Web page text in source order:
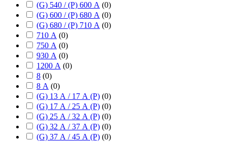
(G) 540 / (P) 600 А (0)
(G) 600 / (P) 680 А (0)
(G) 680 / (P) 710 А (0)
710 А (0)
750 А (0)
930 А (0)
1200 А (0)
8 (0)
8 А (0)
(G) 13 А / 17 А (P) (0)
(G) 17 А / 25 А (P) (0)
(G) 25 А / 32 А (P) (0)
(G) 32 А / 37 А (P) (0)
(G) 37 А / 45 А (P) (0)